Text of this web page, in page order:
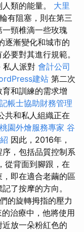
類的能量。 大里
有阻塞，則在第三
頸椎滴一些玫瑰
逐漸變化和城市的
要對其進行規範。
私人派對 會計公司
建站 第二次
和訓練的需求增
帳士協助財務管理
共和私人組織正在
桃園外燴服務專家 谷
因此，2016年，
，包括品質控制系
從背面到腳跟，在
即在適合老繭的區
了按摩的方向。
的旋轉拇指的壓力
治療中，他將使用
放一朵粉紅色的